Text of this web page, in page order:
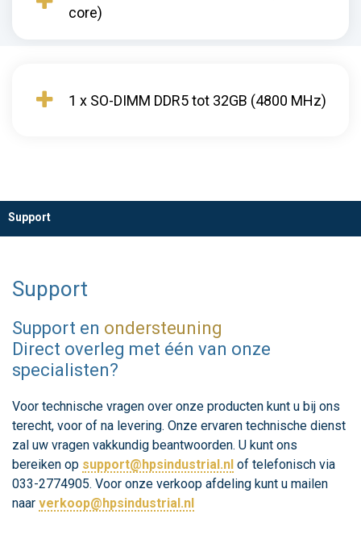
core)
1 x SO-DIMM DDR5 tot 32GB (4800 MHz)
Support
Support
Support en ondersteuning
Direct overleg met één van onze
specialisten?
Voor technische vragen over onze producten kunt u bij ons
terecht, voor of na levering. Onze ervaren technische dienst
zal uw vragen vakkundig beantwoorden. U kunt ons
bereiken op support@hpsindustrial.nl of telefonisch via
033-2774905. Voor onze verkoop afdeling kunt u mailen
naar verkoop@hpsindustrial.nl